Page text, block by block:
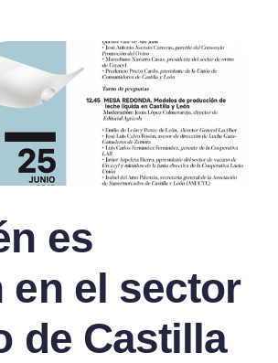
es
en el sector
de Castilla